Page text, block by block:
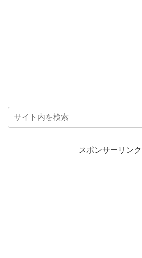
スポンサーリンク